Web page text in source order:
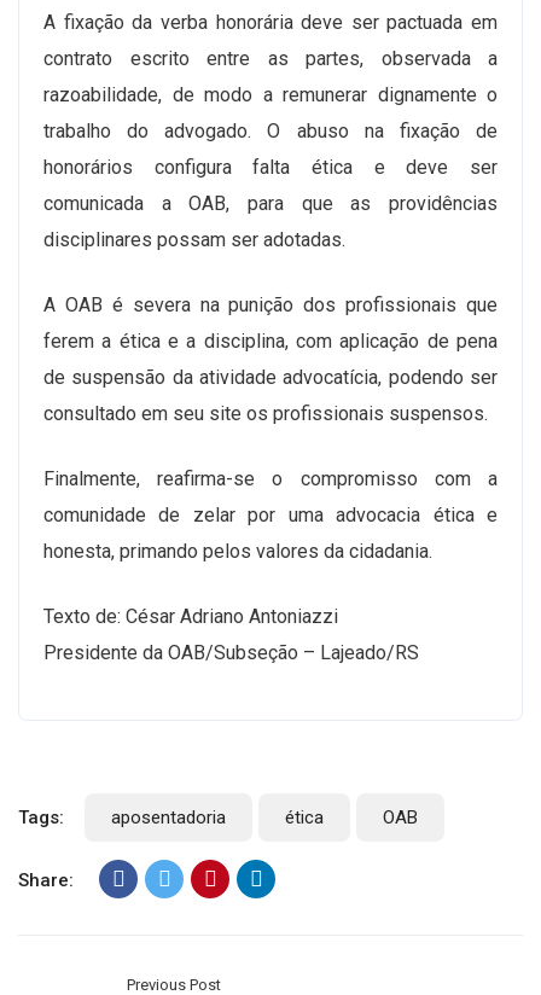
A fixação da verba honorária deve ser pactuada em
contrato escrito entre as partes, observada a
razoabilidade, de modo a remunerar dignamente o
trabalho do advogado. O abuso na fixação de
honorários configura falta ética e deve ser
comunicada a OAB, para que as providências
disciplinares possam ser adotadas.
A OAB é severa na punição dos profissionais que
ferem a ética e a disciplina, com aplicação de pena
de suspensão da atividade advocatícia, podendo ser
consultado em seu site os profissionais suspensos.
Finalmente, reafirma-se o compromisso com a
comunidade de zelar por uma advocacia ética e
honesta, primando pelos valores da cidadania.
Texto de: César Adriano Antoniazzi
Presidente da OAB/Subseção – Lajeado/RS
Tags: aposentadoria ética OAB
Share:
Previous Post